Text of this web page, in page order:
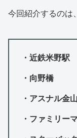
今回紹介するのは、
・近鉄米野駅
・向野橋
・アスナル金山
・ファミリー